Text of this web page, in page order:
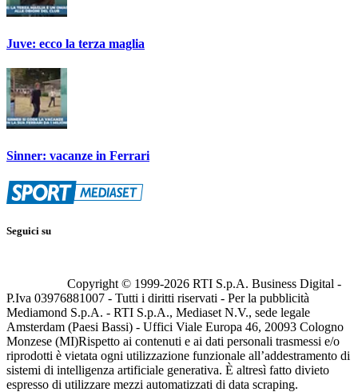
Juve: ecco la terza maglia
Sinner: vacanze in Ferrari
Seguici su
Copyright © 1999-2026 RTI S.p.A. Business Digital -
P.Iva 03976881007 - Tutti i diritti riservati - Per la pubblicità
Mediamond S.p.A. - RTI S.p.A., Mediaset N.V., sede legale
Amsterdam (Paesi Bassi) - Uffici Viale Europa 46, 20093 Cologno
Monzese (MI)Rispetto ai contenuti e ai dati personali trasmessi e/o
riprodotti è vietata ogni utilizzazione funzionale all’addestramento di
sistemi di intelligenza artificiale generativa. È altresì fatto divieto
espresso di utilizzare mezzi automatizzati di data scraping.